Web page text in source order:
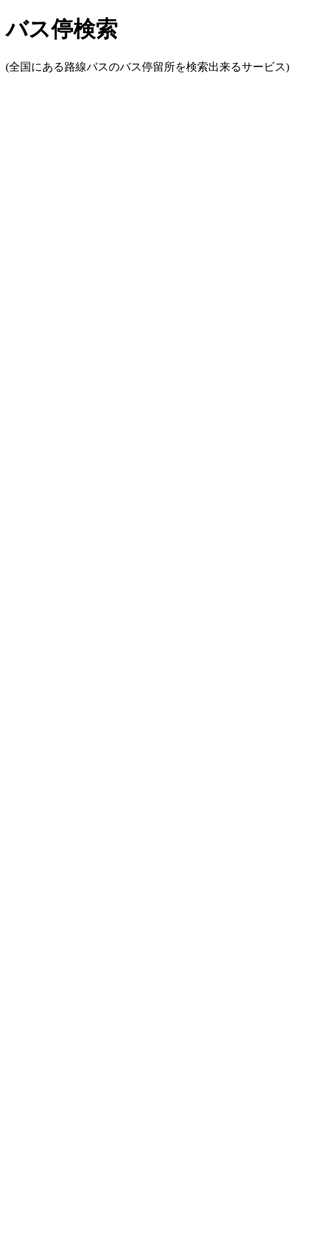
バス停検索
(全国にある路線バスのバス停留所を検索出来るサービス)